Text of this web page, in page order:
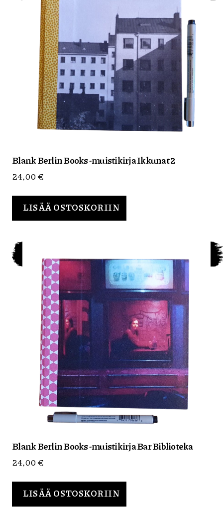
Blank Berlin Books -muistikirja Ikkunat 2
24,00€
LISÄÄ OSTOSKORIIN
Blank Berlin Books -muistikirja Bar Biblioteka
24,00€
LISÄÄ OSTOSKORIIN